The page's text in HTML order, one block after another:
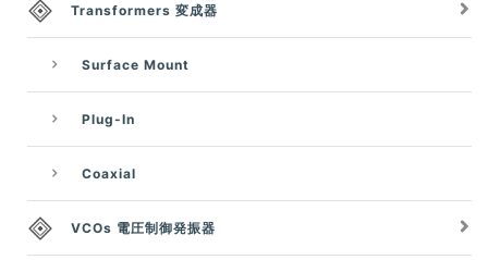
Transformers 変成器
Surface Mount
Plug-In
Coaxial
VCOs 電圧制御発振器